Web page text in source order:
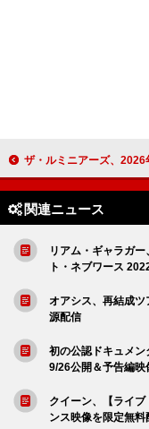
ザ・ルミニアーズ、2026年1月に来日
関連ニュース
リアム・ギャラガ
ト・ネブワース
オアシス、再結成
源配信
初の公認ドキュメン
9/26公開＆予告編映
クイーン、【ライ
ンス映像を限定無料